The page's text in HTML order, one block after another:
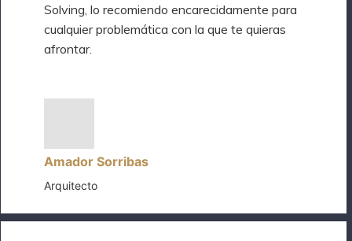
Solving, lo recomiendo encarecidamente para
cualquier problemática con la que te quieras
afrontar.
Amador Sorribas
Arquitecto